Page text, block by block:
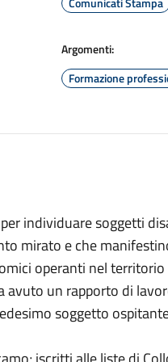
Argomenti:
Formazione
individuare soggetti
mirato e che
operanti nel
avuto un rapporto di
soggetto